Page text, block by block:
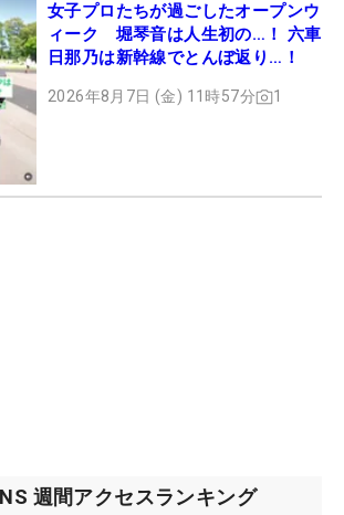
女子プロたちが過ごしたオープンウ
ィーク 堀琴音は人生初の…！ 六車
日那乃は新幹線でとんぼ返り…！
2026年8月7日 (金) 11時57分 1
週間アクセスランキング